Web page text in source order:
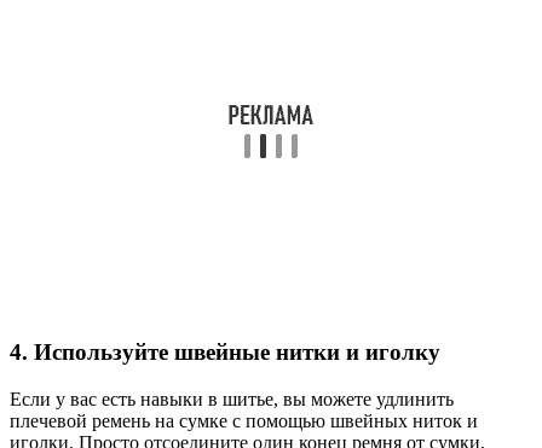
4. Используйте швейные нитки и иголку
Если у вас есть навыки в шитье, вы можете удлинить
плечевой ремень на сумке с помощью швейных ниток и
иголки. Просто отсоедините один конец ремня от сумки,